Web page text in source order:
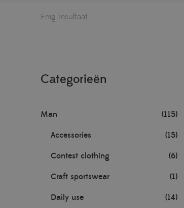
Enig resultaat
Categorieën
Man (115)
Accessories (15)
Contest clothing (6)
Craft sportswear (1)
Daily use (14)